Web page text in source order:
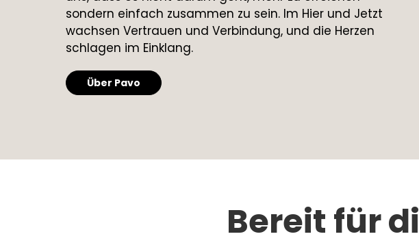
sondern einfach zusammen zu sein. Im Hier und Jetzt
wachsen Vertrauen und Verbindung, und die Herzen
schlagen im Einklang.
Über Pavo
Bereit für